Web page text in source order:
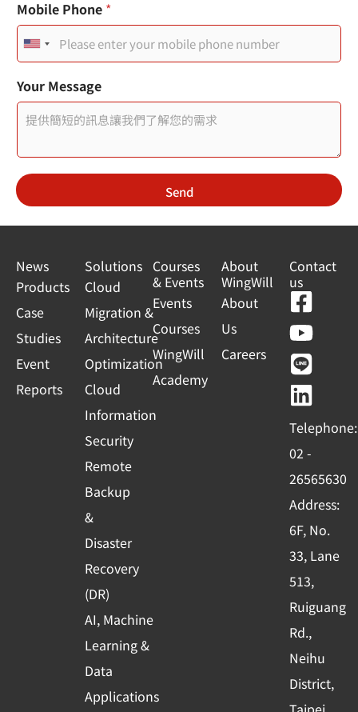
e
Y
r
行
動
電
話
頁
面
標
題
P
行
動
電
Mobile Phone *
U
i
t
e
d
S
t
t
e
s
+
1
Your Message
Send
News
Products
Case
Studies
Event
Reports
Solutions
Cloud
Migration &
Architecture
Optimization
Cloud
Information
Security
Remote
Backup
&
Disaster
Recovery
(DR)
AI, Machine
Learning &
Data
Applications
Courses
& Events
Events
Courses
WingWill
Academy
About
WingWill
About
Us
Careers
Contact
us
F
a
c
e
b
o
o
k
-
s
q
u
a
r
e
Y
o
u
t
u
b
e
L
i
n
e
L
i
n
k
e
d
i
n
Telephone:
02 -
26565630
Address:
6F, No.
33, Lane
513,
Ruiguang
Rd.,
Neihu
District,